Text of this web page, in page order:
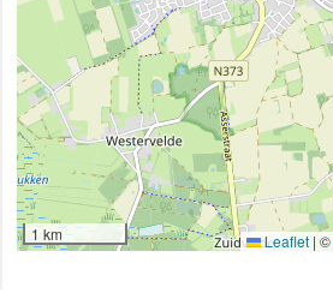
1 km Leaflet | ©